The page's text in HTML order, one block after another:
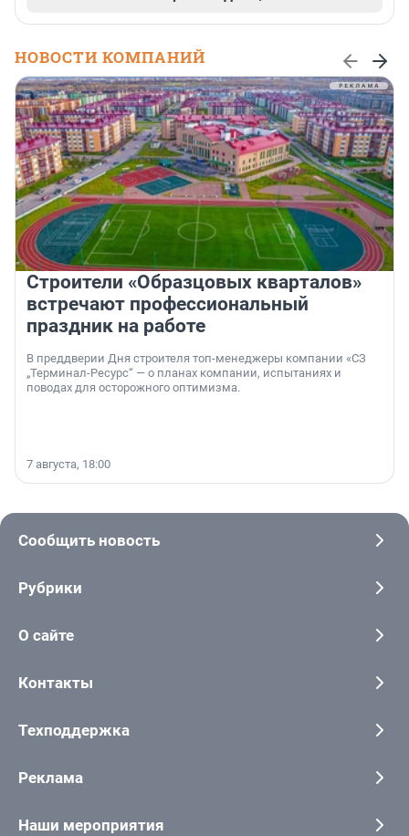
НОВОСТИ КОМПАНИЙ
Строители «Образцовых кварталов»
встречают профессиональный
праздник на работе
В преддверии Дня строителя топ-менеджеры компании «СЗ
„Терминал-Ресурс“ — о планах компании, испытаниях и
поводах для осторожного оптимизма.
7 августа, 18:00
Сообщить новость
Рубрики
О сайте
Контакты
Техподдержка
Реклама
Наши мероприятия